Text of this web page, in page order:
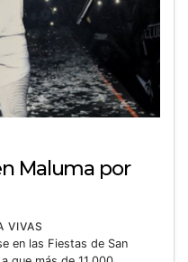
Maluma por
VIVAS
en las Fiestas de San